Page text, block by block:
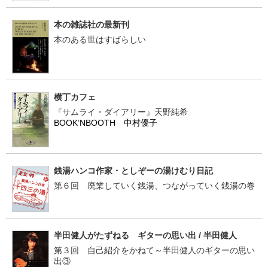
本の雑誌社の最新刊
本のある世はすばらしい
横丁カフェ
『サムライ・ダイアリー』天野純希
BOOK’NBOOTH 中村優子
銭湯ハンコ作家・としぞーの湯けむり日記
第６回 廃業していく銭湯、つながっていく銭湯の巻
半田健人がたずねる ギターの思い出 / 半田健人
第３回 自己紹介をかねて～半田健人のギターの思い
出③